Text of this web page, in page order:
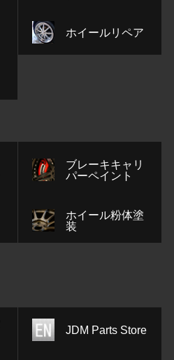
ホイールリペア
ブレーキキャリ
パーペイント
ホイール粉体塗
装
JDM Parts Store